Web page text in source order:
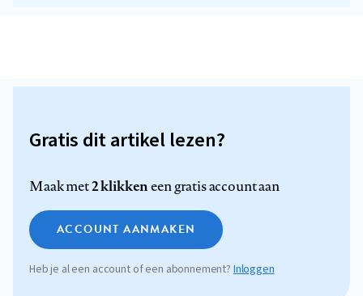
Gratis dit artikel lezen?
Maak met2 klikkeneen gratis account aan
ACCOUNT AANMAKEN
Heb je al een account of een abonnement? Inloggen